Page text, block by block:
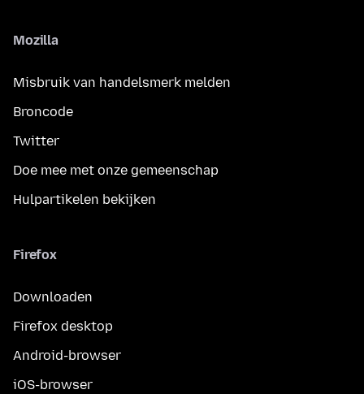
Mozilla
Misbruik van handelsmerk melden
Broncode
Twitter
Doe mee met onze gemeenschap
Hulpartikelen bekijken
Firefox
Downloaden
Firefox desktop
Android-browser
iOS-browser